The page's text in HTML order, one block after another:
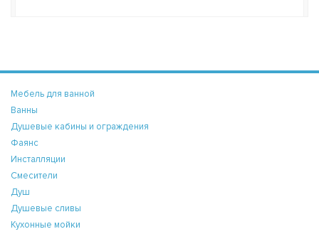
Мебель для ванной
Ванны
Душевые кабины и ограждения
Фаянс
Инсталляции
Смесители
Душ
Душевые сливы
Кухонные мойки